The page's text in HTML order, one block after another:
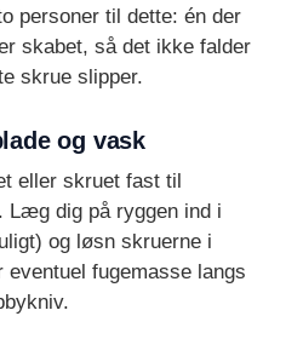
personer til dette: én der
skabet, så det ikke falder
skrue slipper.
og vask
eller skruet fast til
Læg dig på ryggen ind i
og løsn skruerne i
fugemasse langs